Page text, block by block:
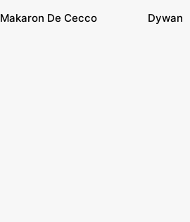
Makaron De Cecco Dywan